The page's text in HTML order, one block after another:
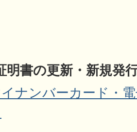
明書の更新・新規発
ナンバーカード・